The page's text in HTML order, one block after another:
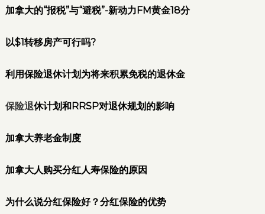
加拿大的“报税”与“避税”-新动力FM黄金18分
以$1转移房产可行吗?
利用保险退休计划为将来积累免税的退休金
保险退休计划和RRSP对退休规划的影响
加拿大养老金制度
加拿大人购买分红人寿保险的原因
为什么说分红保险好？分红保险的优势